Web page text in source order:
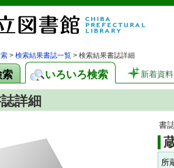
> 検索結果書誌一覧 > 検索結果書誌詳細
索 いろいろ検索 新着資料
詳細
書
所